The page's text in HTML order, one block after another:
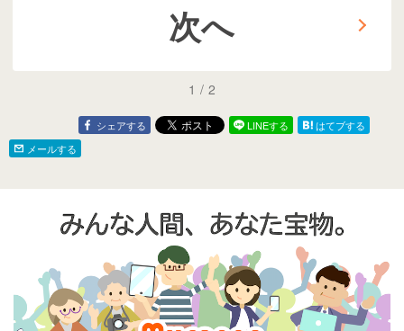
次へ
1 / 2
シェアする LINEする
はてブする
メールする